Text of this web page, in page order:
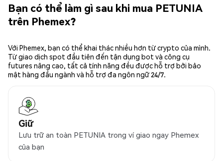
Bạn có thể làm gì sau khi mua PETUNIA
trên Phemex?
Với Phemex, bạn có thể khai thác nhiều hơn từ crypto của mình.
Từ giao dịch spot đầu tiên đến tận dụng bot và công cụ
futures nâng cao, tất cả tính năng đều được hỗ trợ bởi bảo
mật hàng đầu ngành và hỗ trợ đa ngôn ngữ 24/7.
Giữ
Lưu trữ an toàn PETUNIA trong ví giao ngay Phemex
của bạn